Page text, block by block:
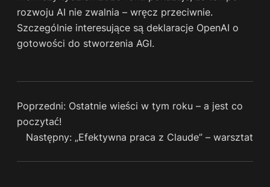
rozwoju AI nie zwalnia – wręcz przeciwnie.
Szczególnie interesujące są deklaracje OpenAI o
gotowości do stworzenia AGI.
Poprzedni: Ostatnie wieści w tym roku – a jest co
poczytać!
Następny: „Efektywna praca z Claude” – warsztat